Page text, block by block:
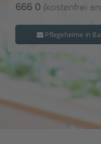
666 0 (kostenfrei
Pflegeheime in